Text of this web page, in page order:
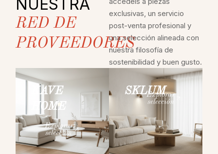
NUESTRA
RED DE
PROVEEDORES
exclusivas, un servicio
post-venta profesional y
una selección alineada con
nuestra filosofía de
sostenibilidad y buen gusto.
KAVE
HOME
Explorar
selección
SKLUM
Explorar
selección